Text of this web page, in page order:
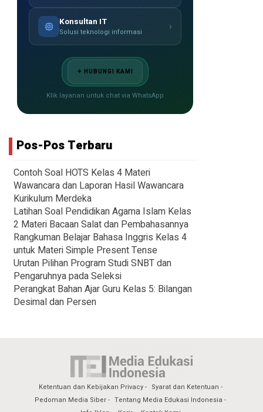
Konsultan IT
Solusi teknologi informasi ›
✦ HUBUNGI KAMI
Klik layanan untuk chat via WhatsApp
Pos-Pos Terbaru
Contoh Soal HOTS Kelas 4 Materi
Wawancara dan Laporan Hasil Wawancara
Kurikulum Merdeka
Latihan Soal Pendidikan Agama Islam Kelas
2 Materi Bacaan Salat dan Pembahasannya
Rangkuman Belajar Bahasa Inggris Kelas 4
untuk Materi Simple Present Tense
Urutan Pilihan Program Studi SNBT dan
Pengaruhnya pada Seleksi
Perangkat Bahan Ajar Guru Kelas 5: Bilangan
Desimal dan Persen
Ketentuan dan Kebijakan Privacy
Syarat dan Ketentuan
Pedoman Media Siber
Tentang Media Edukasi Indonesia